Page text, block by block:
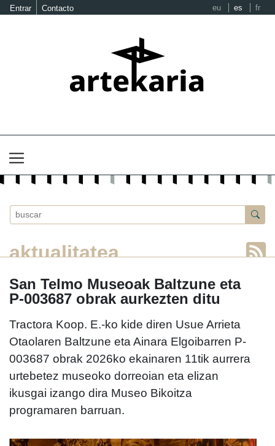
Entrar Contacto eu es fr
aktualitatea
San Telmo Museoak Baltzune eta
P-003687 obrak aurkezten ditu
Tractora Koop. E.-ko kide diren Usue Arrieta
Otaolaren Baltzune eta Ainara Elgoibarren P-
003687 obrak 2026ko ekainaren 11tik aurrera
urtebetez museoko dorreoian eta elizan
ikusgai izango dira Museo Bikoitza
programaren barruan.